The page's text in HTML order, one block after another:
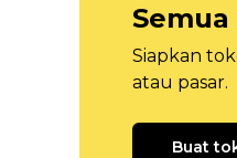
Siapkan
atau pasar.
Buat